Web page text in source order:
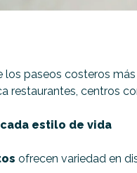
los paseos costeros
restaurantes, centros
estilo de vida
ofrecen variedad en